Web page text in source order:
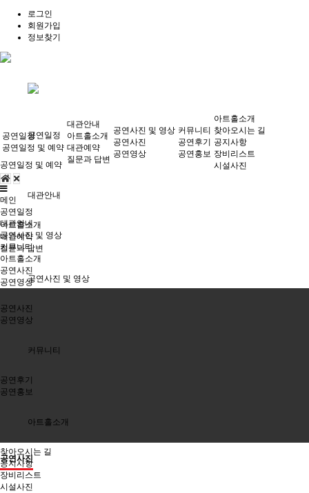
로그인
회원가입
정보찾기
공연일정
공연일정 및 예약
대관안내
아트홀소개
대관예약
질문과 답변
공연사진 및 영상
공연사진
공연영상
커뮤니티
공연후기
공연홍보
아트홀소개
찾아오시는 길
공지사항
장비리스트
시설사진
공연일정
공연일정 및 예약
대관안내
아트홀소개
대관예약
질문과 답변
공연사진 및 영상
공연사진
공연영상
커뮤니티
공연후기
공연홍보
아트홀소개
찾아오시는 길
공지사항
장비리스트
시설사진
메인
공연일정
대관안내
공연사진 및 영상
커뮤니티
아트홀소개
공연사진
공연영상
Previous
Next
공연사진